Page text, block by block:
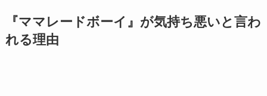
『ママレードボーイ』が気持ち悪いと言わ
れる理由